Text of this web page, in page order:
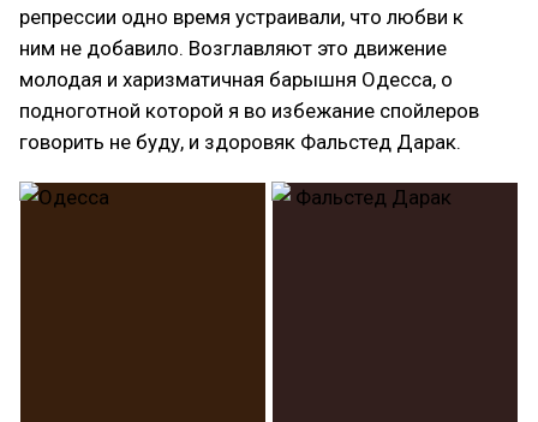
репрессии одно время устраивали, что любви к
ним не добавило. Возглавляют это движение
молодая и харизматичная барышня Одесса, о
подноготной которой я во избежание спойлеров
говорить не буду, и здоровяк Фальстед Дарак.